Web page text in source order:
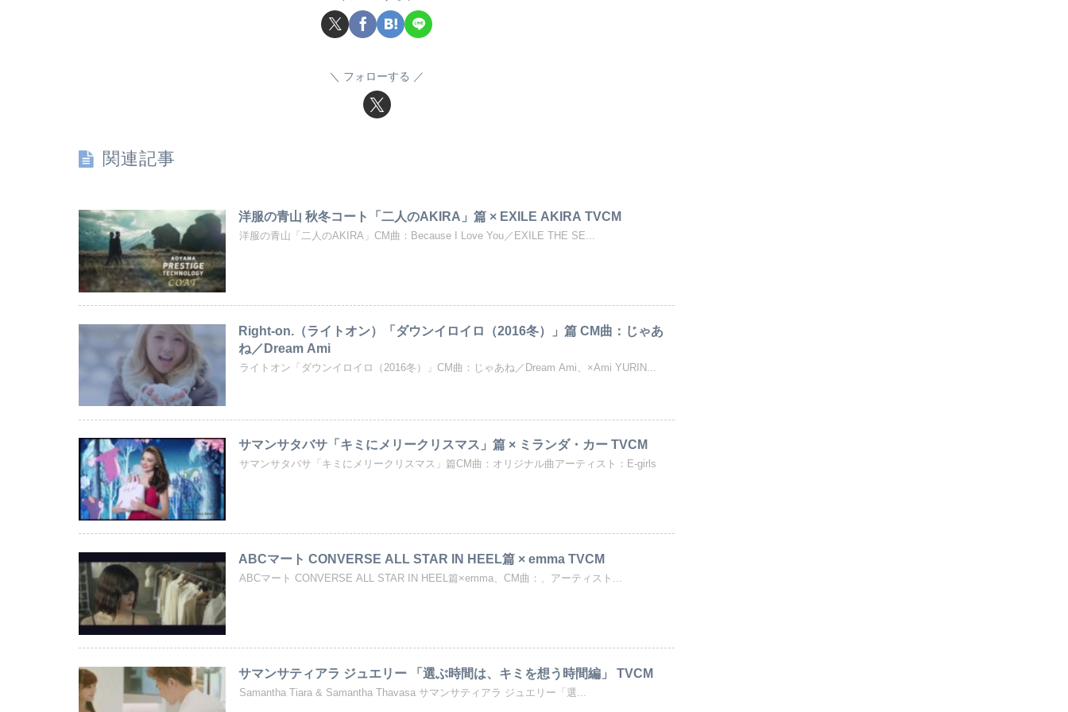
フォローする
関連記事
洋服の青山 秋冬コート「二人のAKIRA」篇 × EXILE AKIRA TVCM
洋服の青山「二人のAKIRA」CM曲：Because I Love You／EXILE THE SE...
Right-on.（ライトオン）「ダウンイロイロ（2016冬）」篇 CM曲：じゃあ
ね／Dream Ami
ライトオン「ダウンイロイロ（2016冬）」CM曲：じゃあね／Dream Ami、×Ami YURIN...
サマンサタバサ「キミにメリークリスマス」篇 × ミランダ・カー TVCM
サマンサタバサ「キミにメリークリスマス」篇CM曲：オリジナル曲アーティスト：E-girls
ABCマート CONVERSE ALL STAR IN HEEL篇 × emma TVCM
ABCマート CONVERSE ALL STAR IN HEEL篇×emma、CM曲：、アーティスト...
サマンサティアラ ジュエリー 「選ぶ時間は、キミを想う時間編」 TVCM
Samantha Tiara & Samantha Thavasa サマンサティアラ ジュエリー「選...